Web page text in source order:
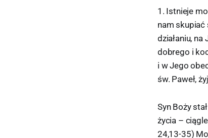
1. Istnieje
nam skupiać
działaniu,
dobrego i
i w Jego
św. Paweł,
Syn Boży
życia –
24,13-35)